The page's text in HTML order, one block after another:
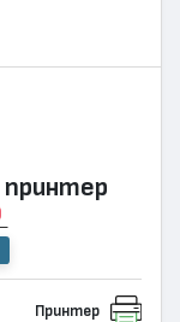
принтер
Принтер